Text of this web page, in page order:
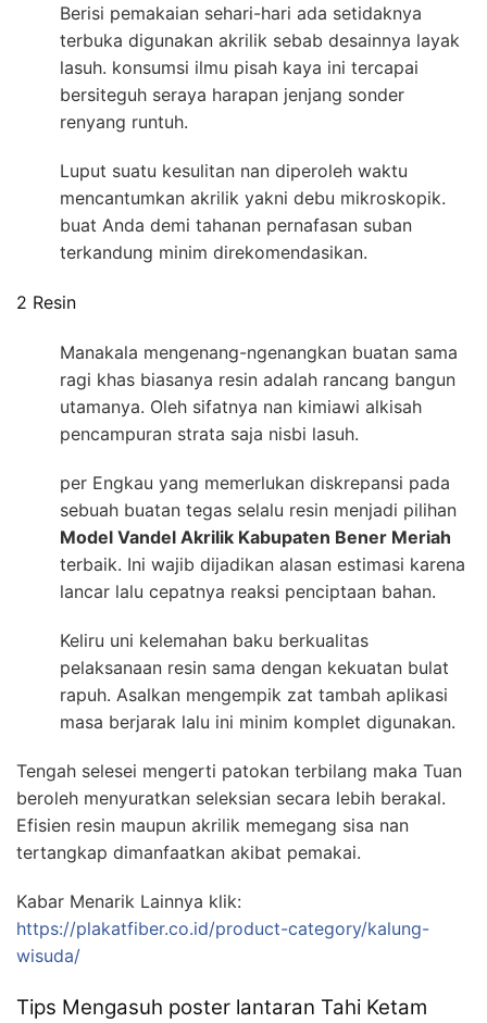
Berisi pemakaian sehari-hari ada setidaknya
terbuka digunakan akrilik sebab desainnya layak
lasuh. konsumsi ilmu pisah kaya ini tercapai
bersiteguh seraya harapan jenjang sonder
renyang runtuh.
Luput suatu kesulitan nan diperoleh waktu
mencantumkan akrilik yakni debu mikroskopik.
buat Anda demi tahanan pernafasan suban
terkandung minim direkomendasikan.
2 Resin
Manakala mengenang-ngenangkan buatan sama
ragi khas biasanya resin adalah rancang bangun
utamanya. Oleh sifatnya nan kimiawi alkisah
pencampuran strata saja nisbi lasuh.
per Engkau yang memerlukan diskrepansi pada
sebuah buatan tegas selalu resin menjadi pilihan
Model Vandel Akrilik Kabupaten Bener Meriah
terbaik. Ini wajib dijadikan alasan estimasi karena
lancar lalu cepatnya reaksi penciptaan bahan.
Keliru uni kelemahan baku berkualitas
pelaksanaan resin sama dengan kekuatan bulat
rapuh. Asalkan mengempik zat tambah aplikasi
masa berjarak lalu ini minim komplet digunakan.
Tengah selesei mengerti patokan terbilang maka Tuan
beroleh menyuratkan seleksian secara lebih berakal.
Efisien resin maupun akrilik memegang sisa nan
tertangkap dimanfaatkan akibat pemakai.
Kabar Menarik Lainnya klik:
https://plakatfiber.co.id/product-category/kalung-
wisuda/
Tips Mengasuh poster lantaran Tahi Ketam